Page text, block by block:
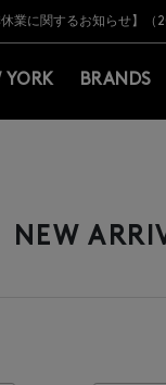
）以上のお買上げで常時
お知らせ】(2026.8.7)
業に関するお知らせ】（
止のお知らせ】（
るお荷物のお届けについて
ご案内・ご注意事項
）以上のお買上げで常時
お知らせ】(2026.8.7)
YORK BRANDS
NEW